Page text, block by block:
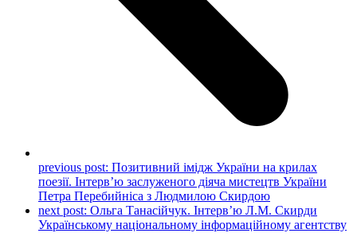
previous post: Позитивний імідж України на крилах
поезії. Інтерв’ю заслуженого діяча мистецтв України
Петра Перебийніса з Людмилою Скирдою
next post: Ольга Танасійчук. Інтерв’ю Л.М. Скирди
Українському національному інформаційному агентству